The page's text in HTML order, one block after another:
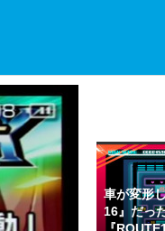
車が変形
16』だっ